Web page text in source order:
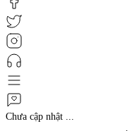
Chưa cập nhật ...